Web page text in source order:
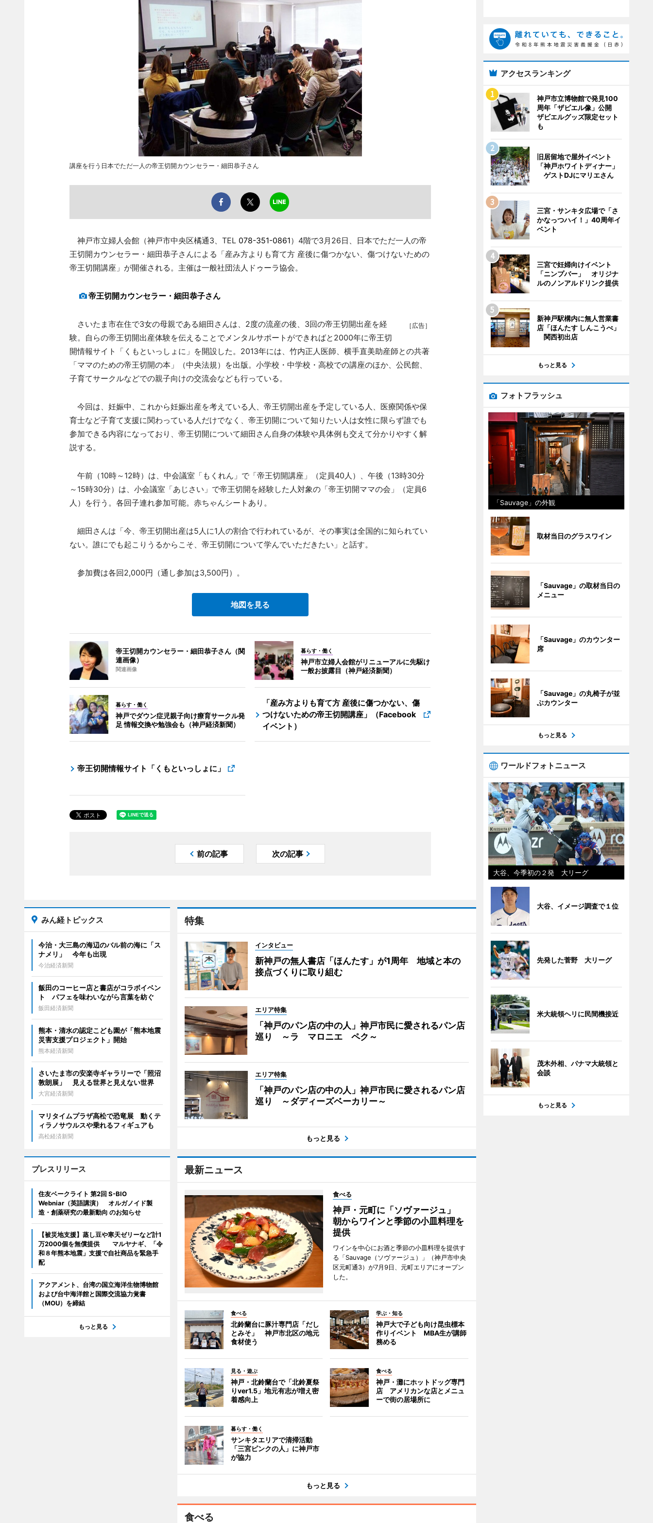
講座を行う日本でただ一人の帝王切開カウンセラー・細田恭子さん
神戸市立婦人会館（神戸市中央区橘通3、TEL 078-351-0861）4階で3月26日、日本でただ一人の帝
王切開カウンセラー・細田恭子さんによる「産み方よりも育て方 産後に傷つかない、傷つけないための
帝王切開講座」が開催される。主催は一般社団法人ドゥーラ協会。
帝王切開カウンセラー・細田恭子さん
［広告］
さいたま市在住で3女の母親である細田さんは、2度の流産の後、3回の帝王切開出産を経
験。自らの帝王切開出産体験を伝えることでメンタルサポートができればと2000年に帝王切
開情報サイト「くもといっしょに」を開設した。2013年には、竹内正人医師、横手直美助産師との共著
「ママのための帝王切開の本」（中央法規）を出版。小学校・中学校・高校での講座のほか、公民館、
子育てサークルなどでの親子向けの交流会なども行っている。
今回は、妊娠中、これから妊娠出産を考えている人、帝王切開出産を予定している人、医療関係や保
育士など子育て支援に関わっている人だけでなく、帝王切開について知りたい人は女性に限らず誰でも
参加できる内容になっており、帝王切開について細田さん自身の体験や具体例も交えて分かりやすく解
説する。
午前（10時～12時）は、中会議室「もくれん」で「帝王切開講座」（定員40人）、午後（13時30分
～15時30分）は、小会議室「あじさい」で帝王切開を経験した人対象の「帝王切開ママの会」（定員6
人）を行う。各回子連れ参加可能。赤ちゃんシートあり。
細田さんは「今、帝王切開出産は5人に1人の割合で行われているが、その事実は全国的に知られてい
ない。誰にでも起こりうるからこそ、帝王切開について学んでいただきたい」と話す。
参加費は各回2,000円（通し参加は3,500円）。
地図を見る
帝王切開カウンセラー・細田恭子さん（関
連画像）
関連画像
暮らす・働く
神戸市立婦人会館がリニューアルに先駆け
一般お披露目（神戸経済新聞）
暮らす・働く
神戸でダウン症児親子向け療育サークル発
足 情報交換や勉強会も（神戸経済新聞）
「産み方よりも育て方 産後に傷つかない、傷
つけないための帝王切開講座」（Facebook
イベント）
帝王切開情報サイト「くもといっしょに」
前の記事 次の記事
特集
インタビュー
新神戸の無人書店「ほんたす」が1周年 地域と本の
接点づくりに取り組む
エリア特集
「神戸のパン店の中の人」神戸市民に愛されるパン店
巡り ～ラ マロニエ ペク～
エリア特集
「神戸のパン店の中の人」神戸市民に愛されるパン店
巡り ～ダディーズベーカリー～
もっと見る
最新ニュース
食べる
神戸・元町に「ソヴァージュ」
朝からワインと季節の小皿料理を
提供
ワインを中心にお酒と季節の小皿料理を提供す
る「Sauvage（ソヴァージュ）」（神戸市中央
区元町通3）が7月9日、元町エリアにオープン
した。
食べる
北鈴蘭台に豚汁専門店「だし
とみそ」 神戸市北区の地元
食材使う
学ぶ・知る
神戸大で子ども向け昆虫標本
作りイベント MBA生が講師
務める
見る・遊ぶ
神戸・北鈴蘭台で「北鈴夏祭
りver1.5」地元有志が増え密
着感向上
食べる
神戸・灘にホットドッグ専門
店 アメリカンな店とメニュ
ーで街の居場所に
暮らす・働く
サンキタエリアで清掃活動
「三宮ピンクの人」に神戸市
が協力
もっと見る
食べる
みん経トピックス
今治・大三島の海辺のバル前の海に「ス
ナメリ」 今年も出現
今治経済新聞
飯田のコーヒー店と書店がコラボイベン
ト パフェを味わいながら言葉を紡ぐ
飯田経済新聞
熊本・清水の認定こども園が「熊本地震
災害支援プロジェクト」開始
熊本経済新聞
さいたま市の安楽寺ギャラリーで「照沼
敦朗展」 見える世界と見えない世界
大宮経済新聞
マリタイムプラザ高松で恐竜展 動くテ
ィラノサウルスや乗れるフィギュアも
高松経済新聞
プレスリリース
住友ベークライト 第2回 S-BIO
Webniar（英語講演） オルガノイド製
造・創薬研究の最新動向 のお知らせ
【被災地支援】蒸し豆や寒天ゼリーなど計1
万2000個を無償提供 マルヤナギ、「令
和８年熊本地震」支援で自社商品を緊急手
配
アクアメント、台湾の国立海洋生物博物館
および台中海洋館と国際交流協力覚書
（MOU）を締結
もっと見る
アクセスランキング
神戸市立博物館で発見100
周年「ザビエル像」公開
ザビエルグッズ限定セット
も
旧居留地で屋外イベント
「神戸ホワイトディナー」
ゲストDJにマリエさん
三宮・サンキタ広場で「さ
かなっつハイ！」40周年イ
ベント
三宮で妊婦向けイベント
「ニンプバー」 オリジナ
ルのノンアルドリンク提供
新神戸駅構内に無人営業書
店「ほんたす しんこうべ」
関西初出店
もっと見る
フォトフラッシュ
「Sauvage」の外観
取材当日のグラスワイン
「Sauvage」の取材当日の
メニュー
「Sauvage」のカウンター
席
「Sauvage」の丸椅子が並
ぶカウンター
もっと見る
ワールドフォトニュース
大谷、今季初の２発 大リーグ
大谷、イメージ調査で１位
先発した菅野 大リーグ
米大統領ヘリに民間機接近
茂木外相、パナマ大統領と
会談
もっと見る